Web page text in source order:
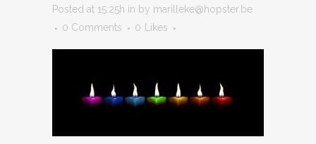
Posted at 15:25h in by marilleke@hopster.be
0 Comments
0 Likes